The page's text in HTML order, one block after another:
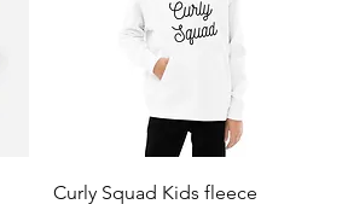
Vista rápida
Curly Squad Kids fleece